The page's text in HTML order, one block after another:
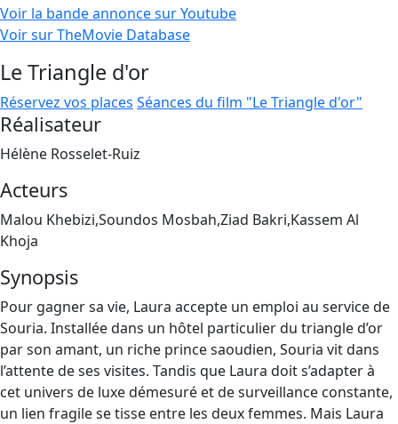
Voir la bande annonce sur Youtube
Voir sur TheMovie Database
Le Triangle d'or
Réservez vos places Séances du film "Le Triangle d'or"
Réalisateur
Hélène Rosselet-Ruiz
Acteurs
Malou Khebizi,Soundos Mosbah,Ziad Bakri,Kassem Al
Khoja
Synopsis
Pour gagner sa vie, Laura accepte un emploi au service de
Souria. Installée dans un hôtel particulier du triangle d’or
par son amant, un riche prince saoudien, Souria vit dans
l’attente de ses visites. Tandis que Laura doit s’adapter à
cet univers de luxe démesuré et de surveillance constante,
un lien fragile se tisse entre les deux femmes. Mais Laura